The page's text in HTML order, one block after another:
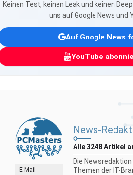
Keinen Test, keinen Leak und keinen
uns auf Google News und
Auf Google News
YouTube
E-Mail
News-
Alle 3248 Artikel
Die
Themen der IT-